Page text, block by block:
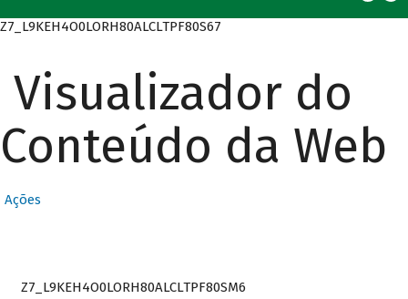
Z7_L9KEH4O0LORH80ALCLTPF80S67
Visualizador do
Conteúdo da Web
Ações
Z7_L9KEH4O0LORH80ALCLTPF80SM6